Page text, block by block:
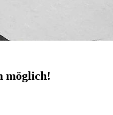
möglich!